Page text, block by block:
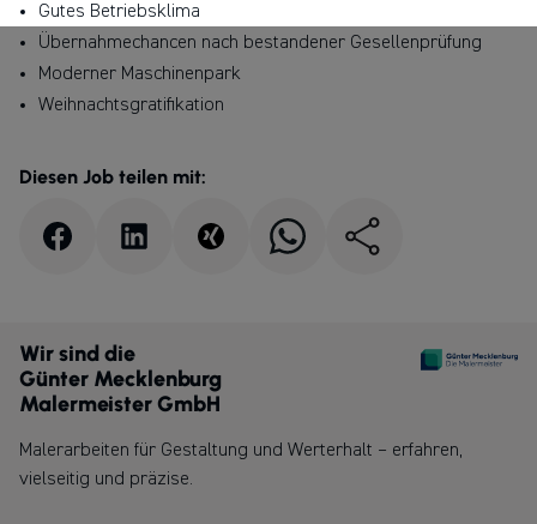
Gutes Betriebsklima
Übernahmechancen nach bestandener Gesellenprüfung
Moderner Maschinenpark
Weihnachtsgratifikation
Diesen Job teilen mit:
Wir sind die
Günter Mecklenburg
Malermeister GmbH
Malerarbeiten für Gestaltung und Werterhalt – erfahren,
vielseitig und präzise.